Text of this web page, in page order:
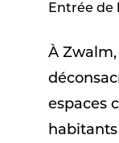
Entrée de
À
espaces